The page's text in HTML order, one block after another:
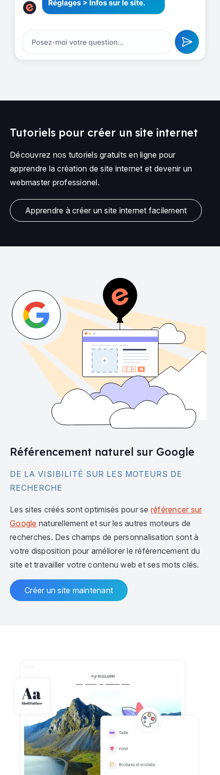
Tutoriels pour créer un site internet
Découvrez nos tutoriels gratuits en ligne pour
apprendre la création de site internet et devenir un
webmaster professionel.
Apprendre à créer un site internet facilement
Référencement naturel sur Google
DE LA VISIBILITÉ SUR LES MOTEURS DE
RECHERCHE
Les sites créés sont optimisés pour se référencer sur
Google naturellement et sur les autres moteurs de
recherches. Des champs de personnalisation sont à
votre disposition pour améliorer le référencement du
site et travailler votre contenu web et ses mots clés.
Créer un site maintenant